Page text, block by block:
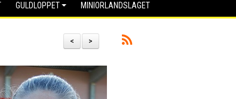
GULDLOPPET MINIORLANDSLAGET
>
<